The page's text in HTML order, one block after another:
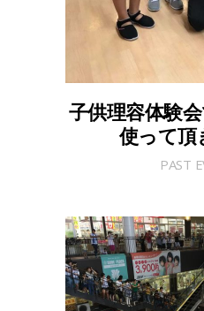
子供理容体験
使って頂
PAST